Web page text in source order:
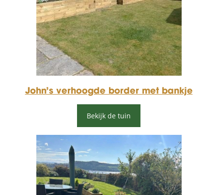
John’s verhoogde border met bankje
Bekijk de tuin